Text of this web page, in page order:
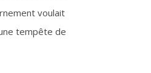
voulait
tempête de